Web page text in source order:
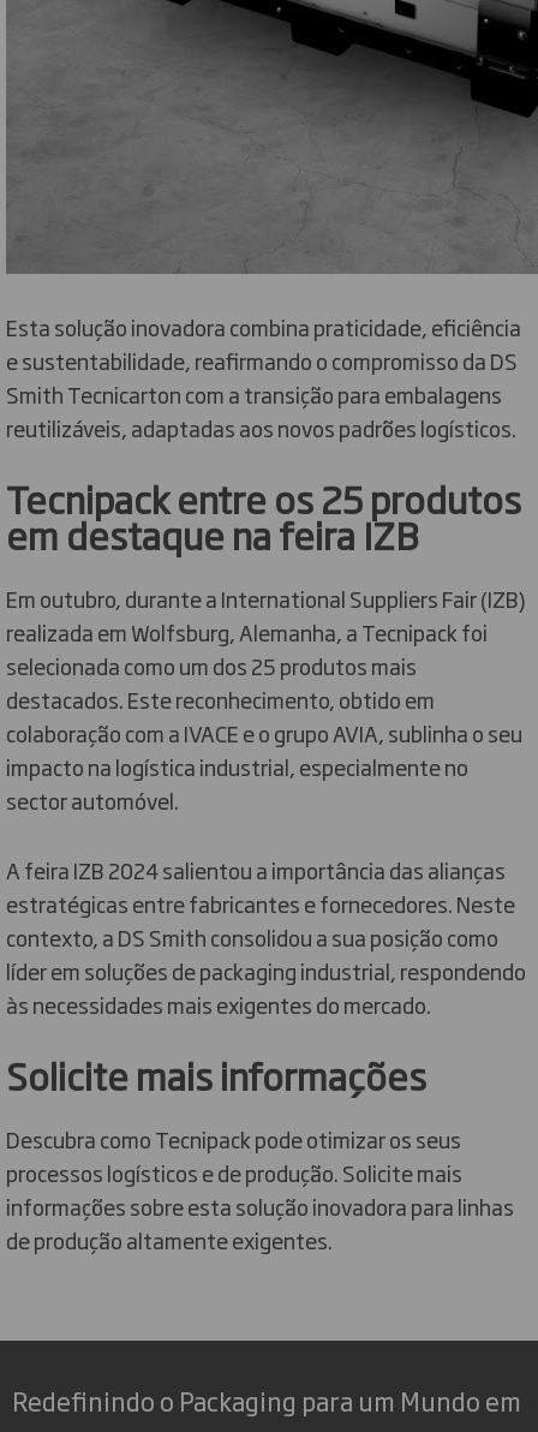
Esta solução inovadora combina praticidade, eficiência
e sustentabilidade, reafirmando o compromisso da DS
Smith Tecnicarton com a transição para embalagens
reutilizáveis, adaptadas aos novos padrões logísticos.
Tecnipack entre os 25 produtos
em destaque na feira IZB
Em outubro, durante a International Suppliers Fair (IZB)
realizada em Wolfsburg, Alemanha, a Tecnipack foi
selecionada como um dos 25 produtos mais
destacados. Este reconhecimento, obtido em
colaboração com a IVACE e o grupo AVIA, sublinha o seu
impacto na logística industrial, especialmente no
sector automóvel.
A feira IZB 2024 salientou a importância das alianças
estratégicas entre fabricantes e fornecedores. Neste
contexto, a DS Smith consolidou a sua posição como
líder em soluções de packaging industrial, respondendo
às necessidades mais exigentes do mercado.
Solicite mais informações
Descubra como Tecnipack pode otimizar os seus
processos logísticos e de produção. Solicite mais
informações sobre esta solução inovadora para linhas
de produção altamente exigentes.
Redefinindo o Packaging para um Mundo em